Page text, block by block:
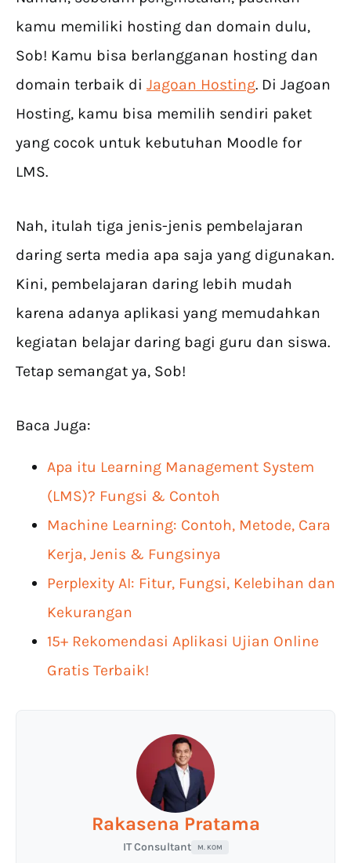
kamu memiliki hosting dan domain dulu,
Sob! Kamu bisa berlangganan hosting dan
domain terbaik di Jagoan Hosting. Di Jagoan
Hosting, kamu bisa memilih sendiri paket
yang cocok untuk kebutuhan Moodle for
LMS.
Nah, itulah tiga jenis-jenis pembelajaran
daring serta media apa saja yang digunakan.
Kini, pembelajaran daring lebih mudah
karena adanya aplikasi yang memudahkan
kegiatan belajar daring bagi guru dan siswa.
Tetap semangat ya, Sob!
Baca Juga:
Apa itu Learning Management System
(LMS)? Fungsi & Contoh
Machine Learning: Contoh, Metode, Cara
Kerja, Jenis & Fungsinya
Perplexity AI: Fitur, Fungsi, Kelebihan dan
Kekurangan
15+ Rekomendasi Aplikasi Ujian Online
Gratis Terbaik!
Rakasena Pratama
IT Consultant M. KOM